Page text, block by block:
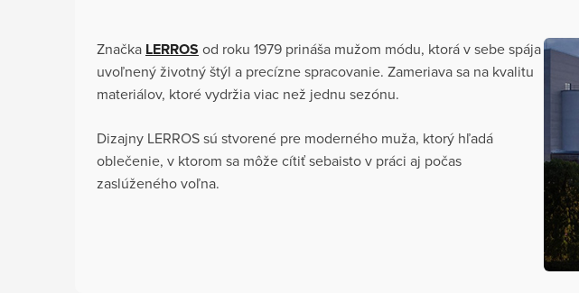
Značka LERROS od roku 1979 prináša mužom módu, ktorá v sebe spája
uvoľnený životný štýl a precízne spracovanie. Zameriava sa na kvalitu
materiálov, ktoré vydržia viac než jednu sezónu.
Dizajny LERROS sú stvorené pre moderného muža, ktorý hľadá
oblečenie, v ktorom sa môže cítiť sebaisto v práci aj počas
zaslúženého voľna.